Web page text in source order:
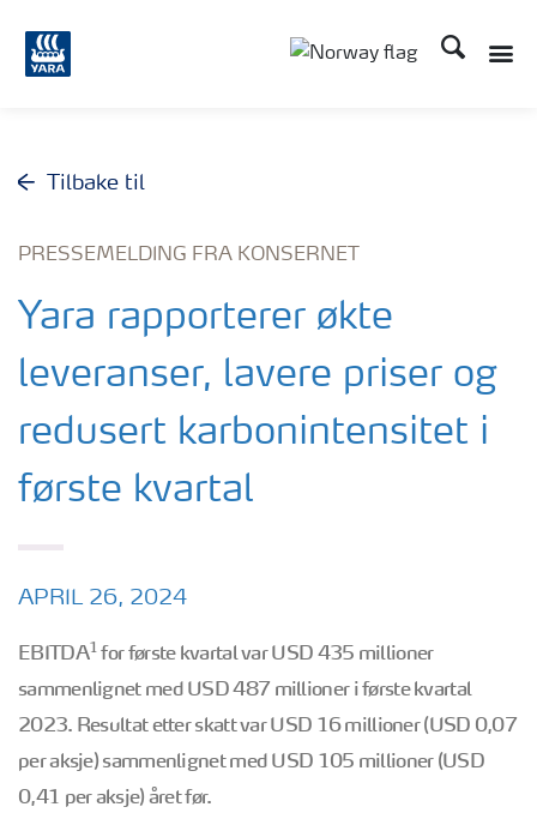
Søk
Tilbake til
PRESSEMELDING FRA KONSERNET
Yara rapporterer økte
leveranser, lavere priser og
redusert karbonintensitet i
første kvartal
APRIL 26, 2024
EBITDA1 for første kvartal var USD 435 millioner
sammenlignet med USD 487 millioner i første kvartal
2023. Resultat etter skatt var USD 16 millioner (USD 0,07
per aksje) sammenlignet med USD 105 millioner (USD
0,41 per aksje) året før.